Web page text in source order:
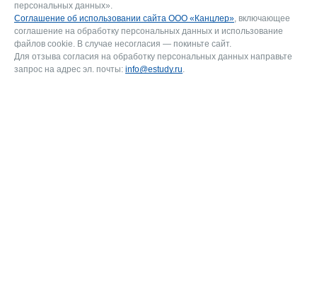
персональных данных».
Соглашение об использовании сайта ООО «Канцлер», включающее
соглашение на обработку персональных данных и использование
файлов cookie. В случае несогласия — покиньте сайт.
Для отзыва согласия на обработку персональных данных направьте
запрос на адрес эл. почты: info@estudy.ru.